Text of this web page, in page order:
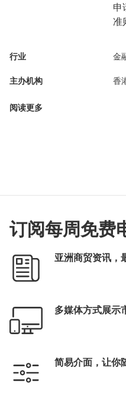
申
准
行业 金
主办机构 香
阅读更多
订阅每周免费
亚洲商贸资讯，
多媒体方式展示
简易介面，让你